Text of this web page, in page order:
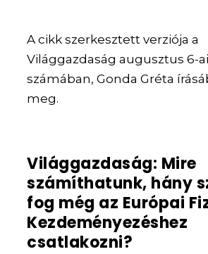
A cikk szerkesztett verziója a
Világgazdaság augusztus 6-ai
számában, Gonda Gréta
meg.
Világgazdaság: Mire
számíthatunk, hány
fog még az Európai
Kezdeményezéshez
csatlakozni?